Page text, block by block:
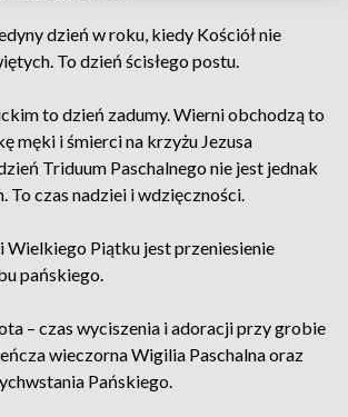
dzień w roku, kiedy Kościół nie
To dzień ścisłego postu.
to dzień zadumy. Wierni obchodzą to
męki i śmierci na krzyżu Jezusa
Triduum Paschalnego nie jest jednak
To czas nadziei i wdzięczności.
Wielkiego Piątku jest przeniesienie
pańskiego.
– czas wyciszenia i adoracji przy grobie
wieczorna Wigilia Paschalna oraz
Pańskiego.